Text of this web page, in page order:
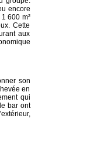
encore
600 m²
Cette
aux
son
en
qui
bar ont